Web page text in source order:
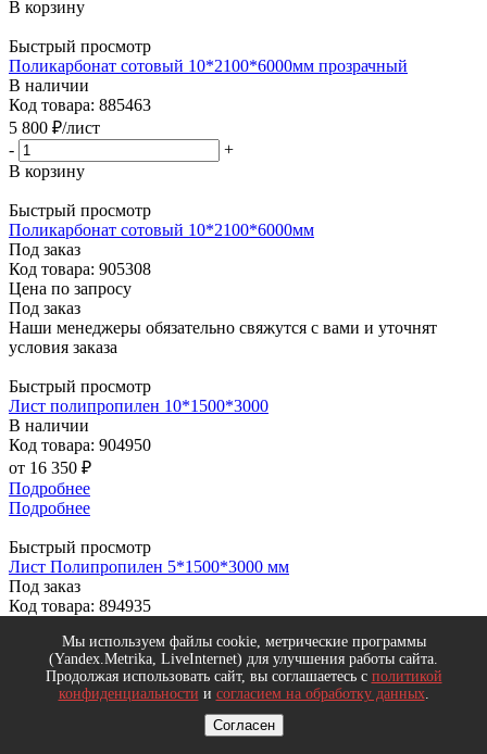
В корзину
Быстрый просмотр
Поликарбонат сотовый 10*2100*6000мм прозрачный
В наличии
Код товара: 885463
5 800 ₽/лист
-
+
В корзину
Быстрый просмотр
Поликарбонат сотовый 10*2100*6000мм
Под заказ
Код товара: 905308
Цена по запросу
Под заказ
Наши менеджеры обязательно свяжутся с вами и уточнят
условия заказа
Быстрый просмотр
Лист полипропилен 10*1500*3000
В наличии
Код товара: 904950
от 16 350 ₽
Подробнее
Подробнее
Быстрый просмотр
Лист Полипропилен 5*1500*3000 мм
Под заказ
Код товара: 894935
Под заказ
Наши менеджеры обязательно свяжутся с вами и уточнят
условия заказа
Поликарбонат монолитный 8мм 2050*3050мм прозрачный
Мы используем файлы cookie, метрические программы
(Yandex.Metrika, LiveInternet) для улучшения работы сайта.
Продолжая использовать сайт, вы соглашаетесь с политикой
конфиденциальности и согласием на обработку данных.
Согласен